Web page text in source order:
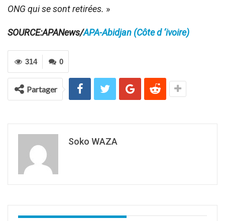
ONG qui se sont retirées. »
SOURCE:APANews/APA-Abidjan (Côte d ‘ivoire)
0
314
Partager
Soko WAZA